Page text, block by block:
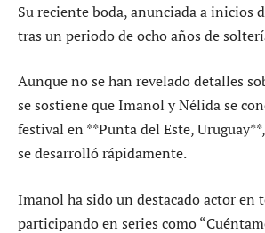
Su reciente boda, anunciada a inicios
tras un periodo de ocho años de
Aunque no se han revelado detalles
se sostiene que Imanol y Nélida se
festival en **Punta del Este,
se desarrolló rápidamente.
Imanol ha sido un destacado actor en
participando en series como